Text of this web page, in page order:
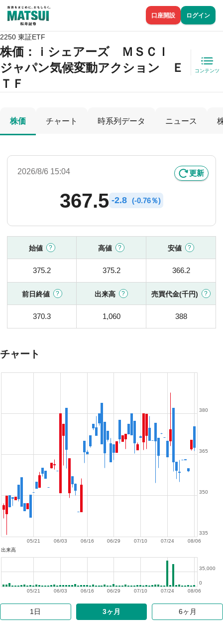
口座開設 ログイン
2250 東証ETF
株価 ：ｉシェアーズ ＭＳＣＩ
ジャパン気候変動アクション Ｅ
ＴＦ
コンテンツ
株価 チャート 時系列データ ニュース
2026/8/6 15:04 更新
367.5 -2.8 (-0.76％)
始値 高値 安値
375.2 375.2 366.2
前日終値 出来高 売買代金(千円)
370.3 1,060 388
チャート
08/06
07/24
07/10
06/29
06/16
06/03
05/21
335
350
365
380
出来高
08/06
07/24
07/10
06/29
06/16
06/03
05/21
0
35,000
1日 3ヶ月 6ヶ月